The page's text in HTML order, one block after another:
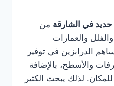
حديد في الشارقة من
والعمارات
الدرابزين في توفير
والأسطح، بالإضافة
لذلك يبحث الكثير